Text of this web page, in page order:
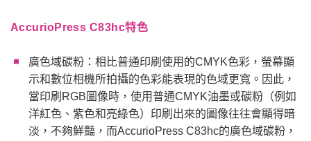
AccurioPress C83hc特色
廣色域碳粉：相比普通印刷使用的CMYK色彩，螢幕顯
示和數位相機所拍攝的色彩能表現的色域更寬。因此，
當印刷RGB圖像時，使用普通CMYK油墨或碳粉（例如
洋紅色、紫色和亮綠色）印刷出來的圖像往往會顯得暗
淡，不夠鮮豔，而AccurioPress C83hc的廣色域碳粉，